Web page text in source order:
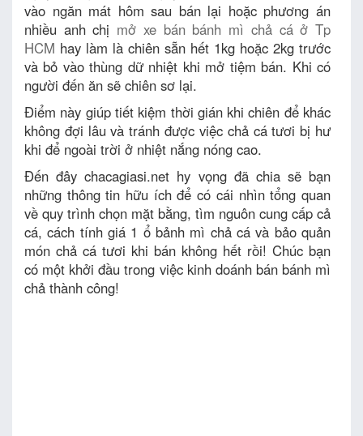
vào ngăn mát hôm sau bán lại hoặc phương án
nhiều anh chị mở xe bán bánh mì chả cá ở Tp
HCM hay làm là chiên sẵn hết 1kg hoặc 2kg trước
và bỏ vào thùng dữ nhiệt khi mở tiệm bán. Khi có
người đến ăn sẽ chiên sơ lại.
Điểm này giúp tiết kiệm thời gián khi chiên để khác
không đợi lâu và tránh được việc chả cá tươi bị hư
khi để ngoài trời ở nhiệt nắng nóng cao.
Đến đây chacagiasi.net hy vọng đã chia sẽ bạn
những thông tin hữu ích để có cái nhìn tổng quan
về quy trình chọn mặt bằng, tìm nguôn cung cấp cả
cá, cách tính giá 1 ổ bảnh mì chả cá và bảo quản
món chả cá tươi khi bán không hết rồi! Chúc bạn
có một khởi đầu trong việc kinh doánh bán bánh mì
chả thành công!